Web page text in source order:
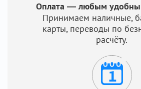
Оплата — любым
Принимаем наличные,
карты, переводы по
расчёту.